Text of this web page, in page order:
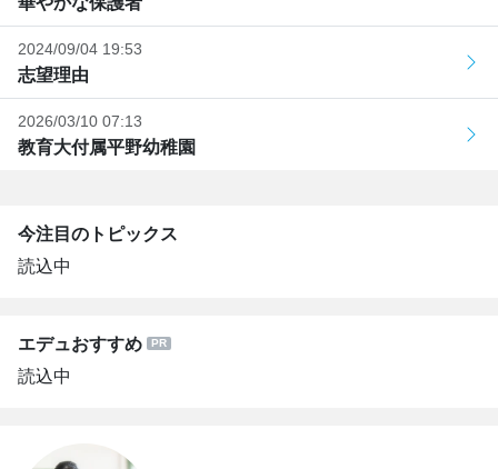
2024/09/04 19:53
志望理由
2026/03/10 07:13
教育大付属平野幼稚園
今注目のトピックス
読込中
エデュおすすめ
読込中